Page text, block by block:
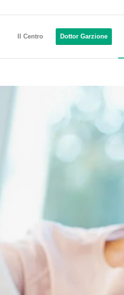
Il Centro Dottor Garzione